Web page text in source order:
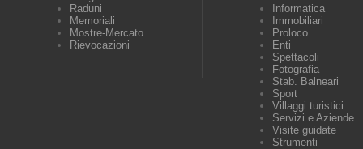
Raduni
Memoriali
Mostre-Mercato
Rievocazioni
Informatica
Immobiliari
Proloco
Enti
Spettacoli
Fotografia
Stab. Balneari
Sport
Villaggi turistici
Servizi e Aziende
Visite guidate
Strumenti